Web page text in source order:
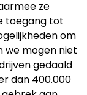
ze
toegang tot
om
we mogen niet
gedaald
dan 400.000